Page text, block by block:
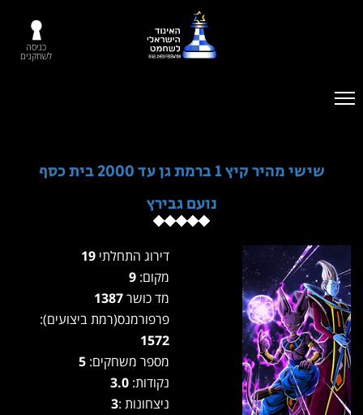
כניסה
לשחקנים
שישי מהיר קיץ 1 ברמת גן עד 2000 בית כסף
נועם גבירץ
דירוג התחלתי
מקום:
מד כושר
פרפורמנס(רמת ביצועים):
1572
מספר משחקים:
נקודות: 3.0
ניצחונות :3